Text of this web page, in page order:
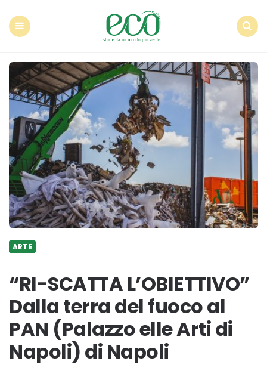
ARTE
“RI-SCATTA L’OBIETTIVO”
Dalla terra del fuoco al
PAN (Palazzo elle Arti di
Napoli) di Napoli